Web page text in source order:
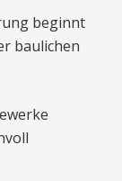
beginnt
baulichen